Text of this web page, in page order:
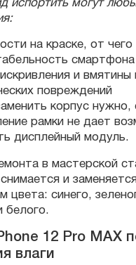
испортить могут
на краске, от
смартфона
и вмятины
повреждений
корпус нужно,
рамки не дает
дисплейный модуль.
в мастерской
и
цвета: синего,
белого.
12 Pro MAX
влаги